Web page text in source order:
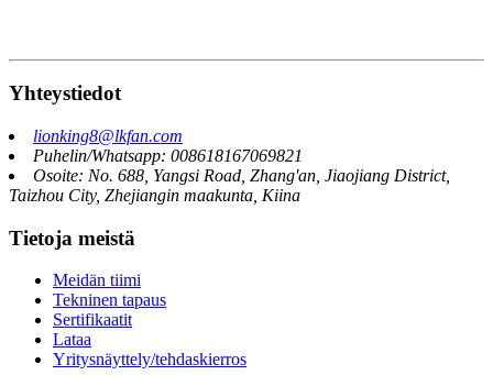
Yhteystiedot
lionking8@lkfan.com
Puhelin/Whatsapp: 008618167069821
Osoite: No. 688, Yangsi Road, Zhang'an, Jiaojiang District,
Taizhou City, Zhejiangin maakunta, Kiina
Tietoja meistä
Meidän tiimi
Tekninen tapaus
Sertifikaatit
Lataa
Yritysnäyttely/tehdaskierros